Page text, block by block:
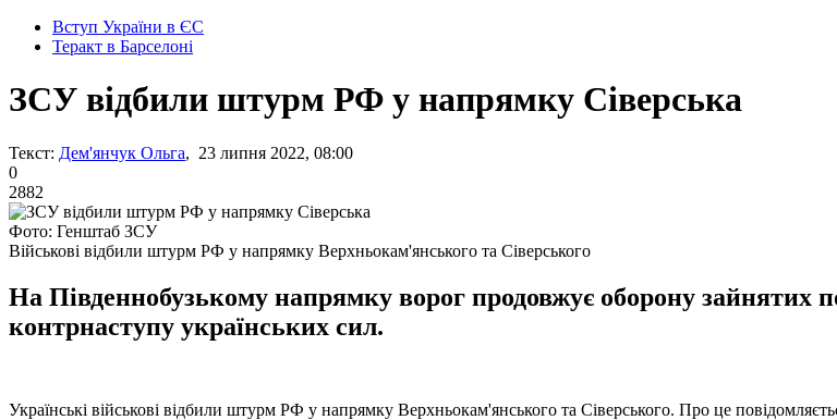
Вступ України в ЄС
Теракт в Барселоні
ЗСУ відбили штурм РФ у напрямку Сіверська
Текст: Дем'янчук Ольга, 23 липня 2022, 08:00
0
2882
Фото: Генштаб ЗСУ
Військові відбили штурм РФ у напрямку Верхньокам'янського та Сіверського
На Південнобузькому напрямку ворог продовжує оборону зайнятих
контрнаступу українських сил.
Українські військові відбили штурм РФ у напрямку Верхньокам'янського та Сіверського. Про це